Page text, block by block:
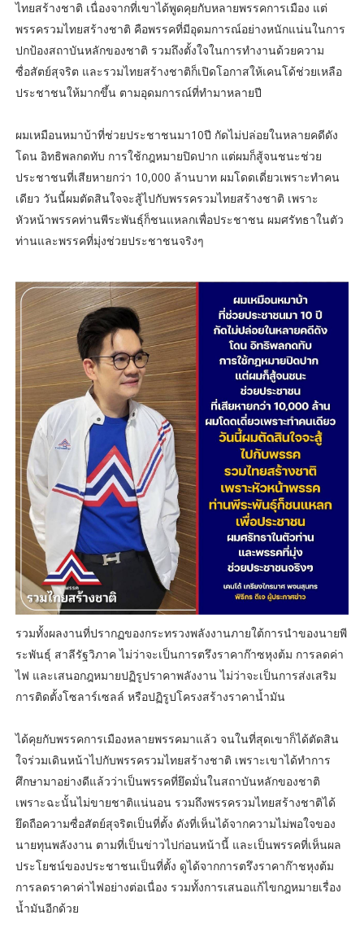
ไทยสร้างชาติ เนื่องจากที่เขาได้พูดคุยกับหลายพรรคการเมือง แต่
พรรครวมไทยสร้างชาติ คือพรรคที่มีอุดมการณ์อย่างหนักแน่นในการ
ปกป้องสถาบันหลักของชาติ รวมถึงตั้งใจในการทำงานด้วยความ
ซื่อสัตย์สุจริต และรวมไทยสร้างชาติก็เปิดโอกาสให้เคนโด้ช่วยเหลือ
ประชาชนให้มากขึ้น ตามอุดมการณ์ที่ทำมาหลายปี
ผมเหมือนหมาบ้าที่ช่วยประชาชนมา10ปี กัดไม่ปล่อยในหลายคดีดัง
โดน อิทธิพลกดทับ การใช้กฎหมายปิดปาก แต่ผมก็สู้จนชนะช่วย
ประชาชนที่เสียหายกว่า 10,000 ล้านบาท ผมโดดเดี่ยวเพราะทำคน
เดียว วันนี้ผมตัดสินใจจะสู้ไปกับพรรครวมไทยสร้างชาติ เพราะ
หัวหน้าพรรคท่านพีระพันธุ์ก็ชนแหลกเพื่อประชาชน ผมศรัทธาในตัว
ท่านและพรรคที่มุ่งช่วยประชาชนจริงๆ
รวมทั้งผลงานที่ปรากฏของกระทรวงพลังงานภายใต้การนำของนายพี
ระพันธุ์ สาลีรัฐวิภาค ไม่ว่าจะเป็นการตรึงราคาก๊าซหุงต้ม การลดค่า
ไฟ และเสนอกฎหมายปฏิรูปราคาพลังงาน ไม่ว่าจะเป็นการส่งเสริม
การติดตั้งโซลาร์เซลล์ หรือปฏิรูปโครงสร้างราคาน้ำมัน
ได้คุยกับพรรคการเมืองหลายพรรคมาแล้ว จนในที่สุดเขาก็ได้ตัดสิน
ใจร่วมเดินหน้าไปกับพรรครวมไทยสร้างชาติ เพราะเขาได้ทำการ
ศึกษามาอย่างดีแล้วว่าเป็นพรรคที่ยึดมั่นในสถาบันหลักของชาติ
เพราะฉะนั้นไม่ขายชาติแน่นอน รวมถึงพรรครวมไทยสร้างชาติได้
ยึดถือความซื่อสัตย์สุจริตเป็นที่ตั้ง ดังที่เห็นได้จากความไม่พอใจของ
นายทุนพลังงาน ตามที่เป็นข่าวไปก่อนหน้านี้ และเป็นพรรคที่เห็นผล
ประโยชน์ของประชาชนเป็นที่ตั้ง ดูได้จากการตรึงราคาก๊าชหุงต้ม
การลดราคาค่าไฟอย่างต่อเนื่อง รวมทั้งการเสนอแก้ไขกฎหมายเรื่อง
น้ำมันอีกด้วย